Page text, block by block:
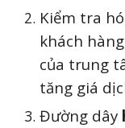
Kiểm tra
khách
của trung
tăng giá
Đường dây